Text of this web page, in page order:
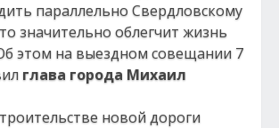
параллельно Свердловскому
значительно облегчит жизнь
этом на выездном совещании 7
глава города Михаил
новой дороги